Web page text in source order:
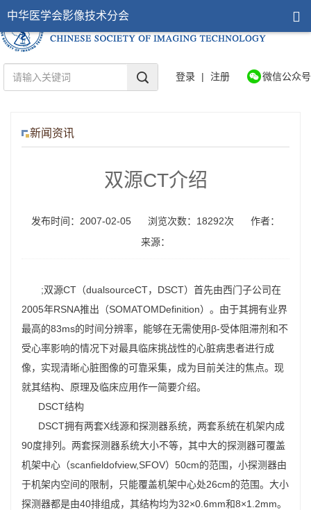
登录 | 注册 微信公众号
中华医学会影像技术分会
新闻资讯
双源CT介绍
发布时间：2007-02-05 浏览次数：18292次
作者：
来源：
;双源CT（dualsourceCT，DSCT）首先由西门子公司在
2005年RSNA推出（SOMATOMDefinition）。由于其拥有业界
最高的83ms的时间分辨率，能够在无需使用β-受体阻滞剂和不
受心率影响的情况下对最具临床挑战性的心脏病患者进行成
像，实现清晰心脏图像的可靠采集，成为目前关注的焦点。现
就其结构、原理及临床应用作一简要介绍。
DSCT结构
DSCT拥有两套X线源和探测器系统，两套系统在机架内成
90度排列。两套探测器系统大小不等，其中大的探测器可覆盖
机架中心（scanfieldofview,SFOV）50cm的范围，小探测器由
于机架内空间的限制，只能覆盖机架中心处26cm的范围。大小
探测器都是由40排组成，其结构均为32×0.6mm和8×1.2mm。